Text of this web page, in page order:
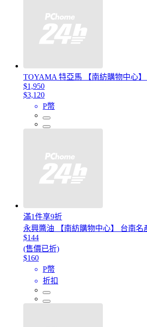
TOYAMA 特亞馬 【南紡購物中心
$1,950
$3,120
P幣
滿1件享9折
永興醬油 【南紡購物中心】 台南名
$144
(售價已折)
$160
P幣
折扣